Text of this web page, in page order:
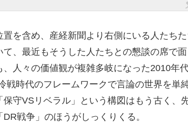
を含め、産経新聞より右側にいる人たちた
、最近もそうした人たちとの懇談の席で面
人々の価値観が複雑多岐になった2010年
戦時代のフレームワークで言論の世界を単
守VSリベラル」という構図はもう古く、
戦争」のほうがしっくりくる。